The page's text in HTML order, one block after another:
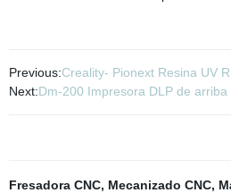
Previous:Creality- Pionext Resina UV
Next:Dm-200 Impresora DLP de
Fresadora CNC, Mecanizado CNC,